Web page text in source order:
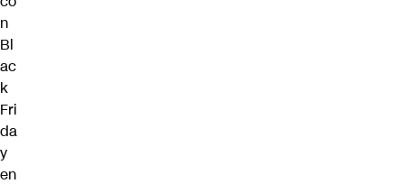
n
Bl
ac
k
Fri
da
y
en